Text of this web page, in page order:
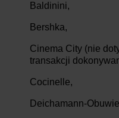
Baldinini,
Bershka,
Cinema City (nie
transakcji
Cocinelle,
Deichamann-